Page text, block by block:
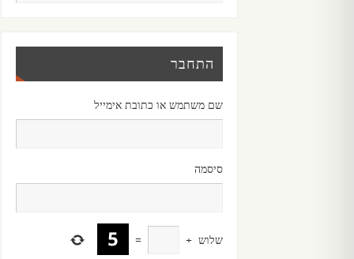
התחבר
שם משתמש או כתובת אימייל
סיסמה
שלוש +
=